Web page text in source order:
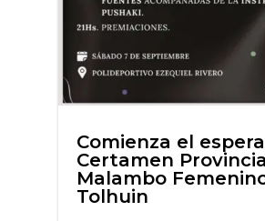
Comienza el
Certamen
Malambo
Tolhuin